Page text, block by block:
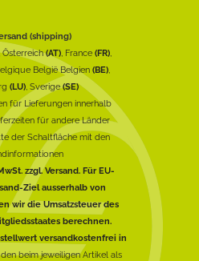
(shipping)
Österreich(AT), France (FR),
België Belgien (BE),
(LU), Sverige(SE)
für Lieferungen innerhalb
für andere Länder
der Schaltfläche mit den
zzgl. Versand. Für EU-
Ziel ausserhalb von
wir die Umsatzsteuer des
berechnen.
versandkostenfrei in
beim jeweiligen Artikel als